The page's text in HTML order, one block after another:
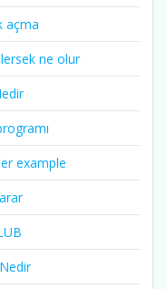
açma
ne olur
example